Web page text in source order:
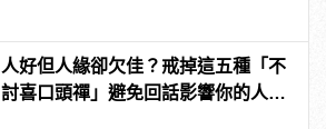
人好但人緣卻欠佳？戒掉這五種「不
討喜口頭禪」避免回話影響你的人際